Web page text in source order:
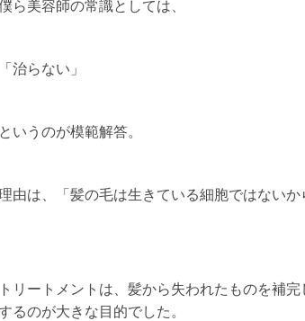
ら美容師の常識としては、
「治らない」
というのが模範解答。
由は、「髪の毛は生きている細胞ではない
トリートメントは、髪から失われたものを補
るのが大きな目的でした。